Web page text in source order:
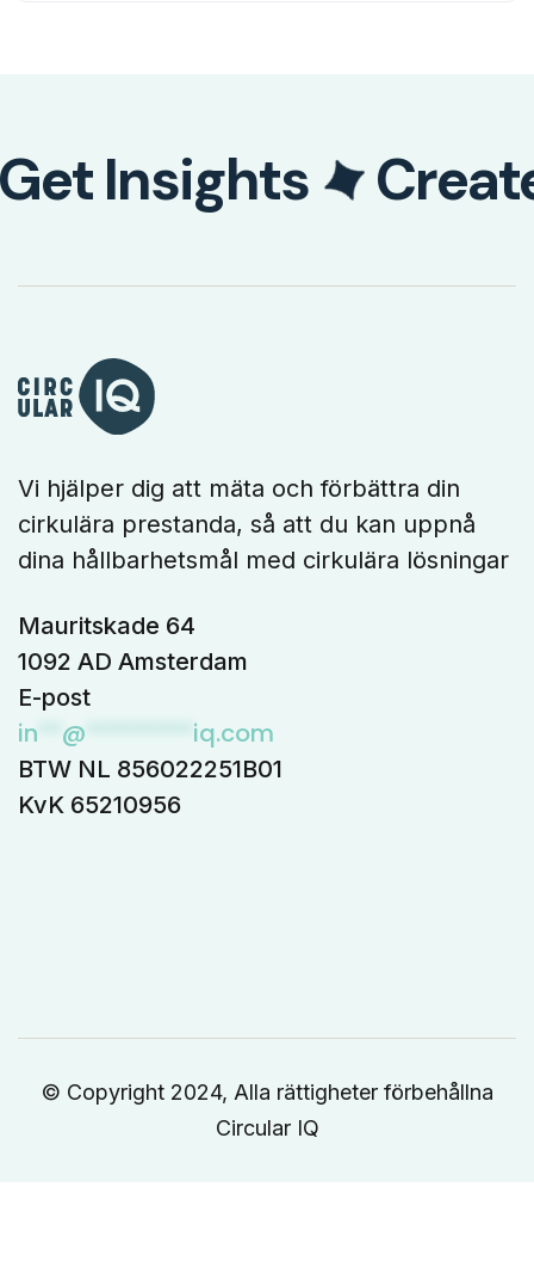
Insights
Vi hjälper dig att mäta och förbättra din
cirkulära prestanda, så att du kan uppnå
dina hållbarhetsmål med cirkulära lösningar
Mauritskade 64
1092 AD Amsterdam
E-post
in @ iq.com
BTW NL 856022251B01
KvK 65210956
© Copyright 2024, Alla rättigheter förbehållna
Circular IQ